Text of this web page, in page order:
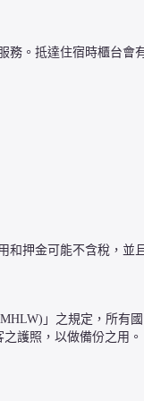
務。抵達住宿時櫃台
和押金可能不含稅，並
」之規定，所有
護照，以做備份之用。